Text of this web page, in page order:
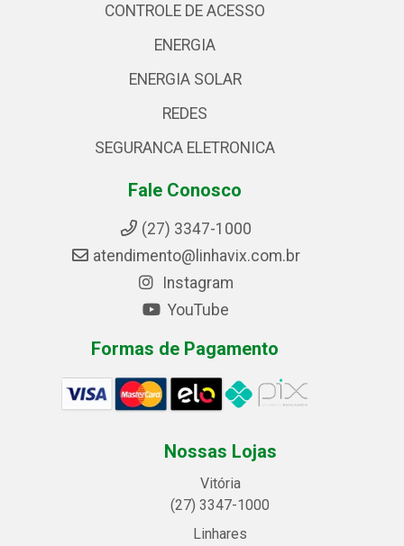
CONTROLE DE ACESSO
ENERGIA
ENERGIA SOLAR
REDES
SEGURANCA ELETRONICA
Fale Conosco
(27) 3347-1000
atendimento@linhavix.com.br
Instagram
YouTube
Formas de Pagamento
Nossas Lojas
Vitória
(27) 3347-1000
Linhares